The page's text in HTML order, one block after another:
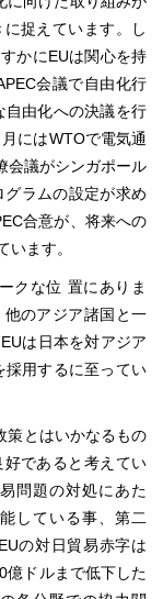
捉えています。し
かにEUは関心を持
会議で自由化行
自由化への決議を行
にはWTOで電気通
会議がシンガポール
ラムの設定が求め
合意が、将来への
ます。
クな位 置にありま
のアジア諸国と一
は日本を対アジア
採用するに至ってい
策とはいかなるもの
であると考えてい
問題の対処にあた
している事、第二
の対日貿易赤字は
億ドルまで低下した